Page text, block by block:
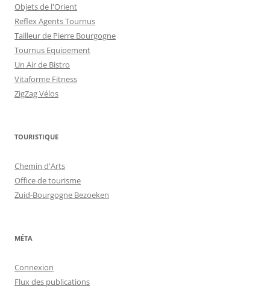
Objets de l'Orient
Reflex Agents Tournus
Tailleur de Pierre Bourgogne
Tournus Equipement
Un Air de Bistro
Vitaforme Fitness
ZigZag Vélos
TOURISTIQUE
Chemin d'Arts
Office de tourisme
Zuid-Bourgogne Bezoeken
MÉTA
Connexion
Flux des publications